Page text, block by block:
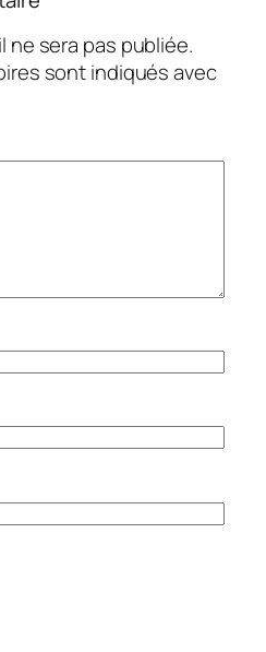
ne sera pas publiée.
sont indiqués avec